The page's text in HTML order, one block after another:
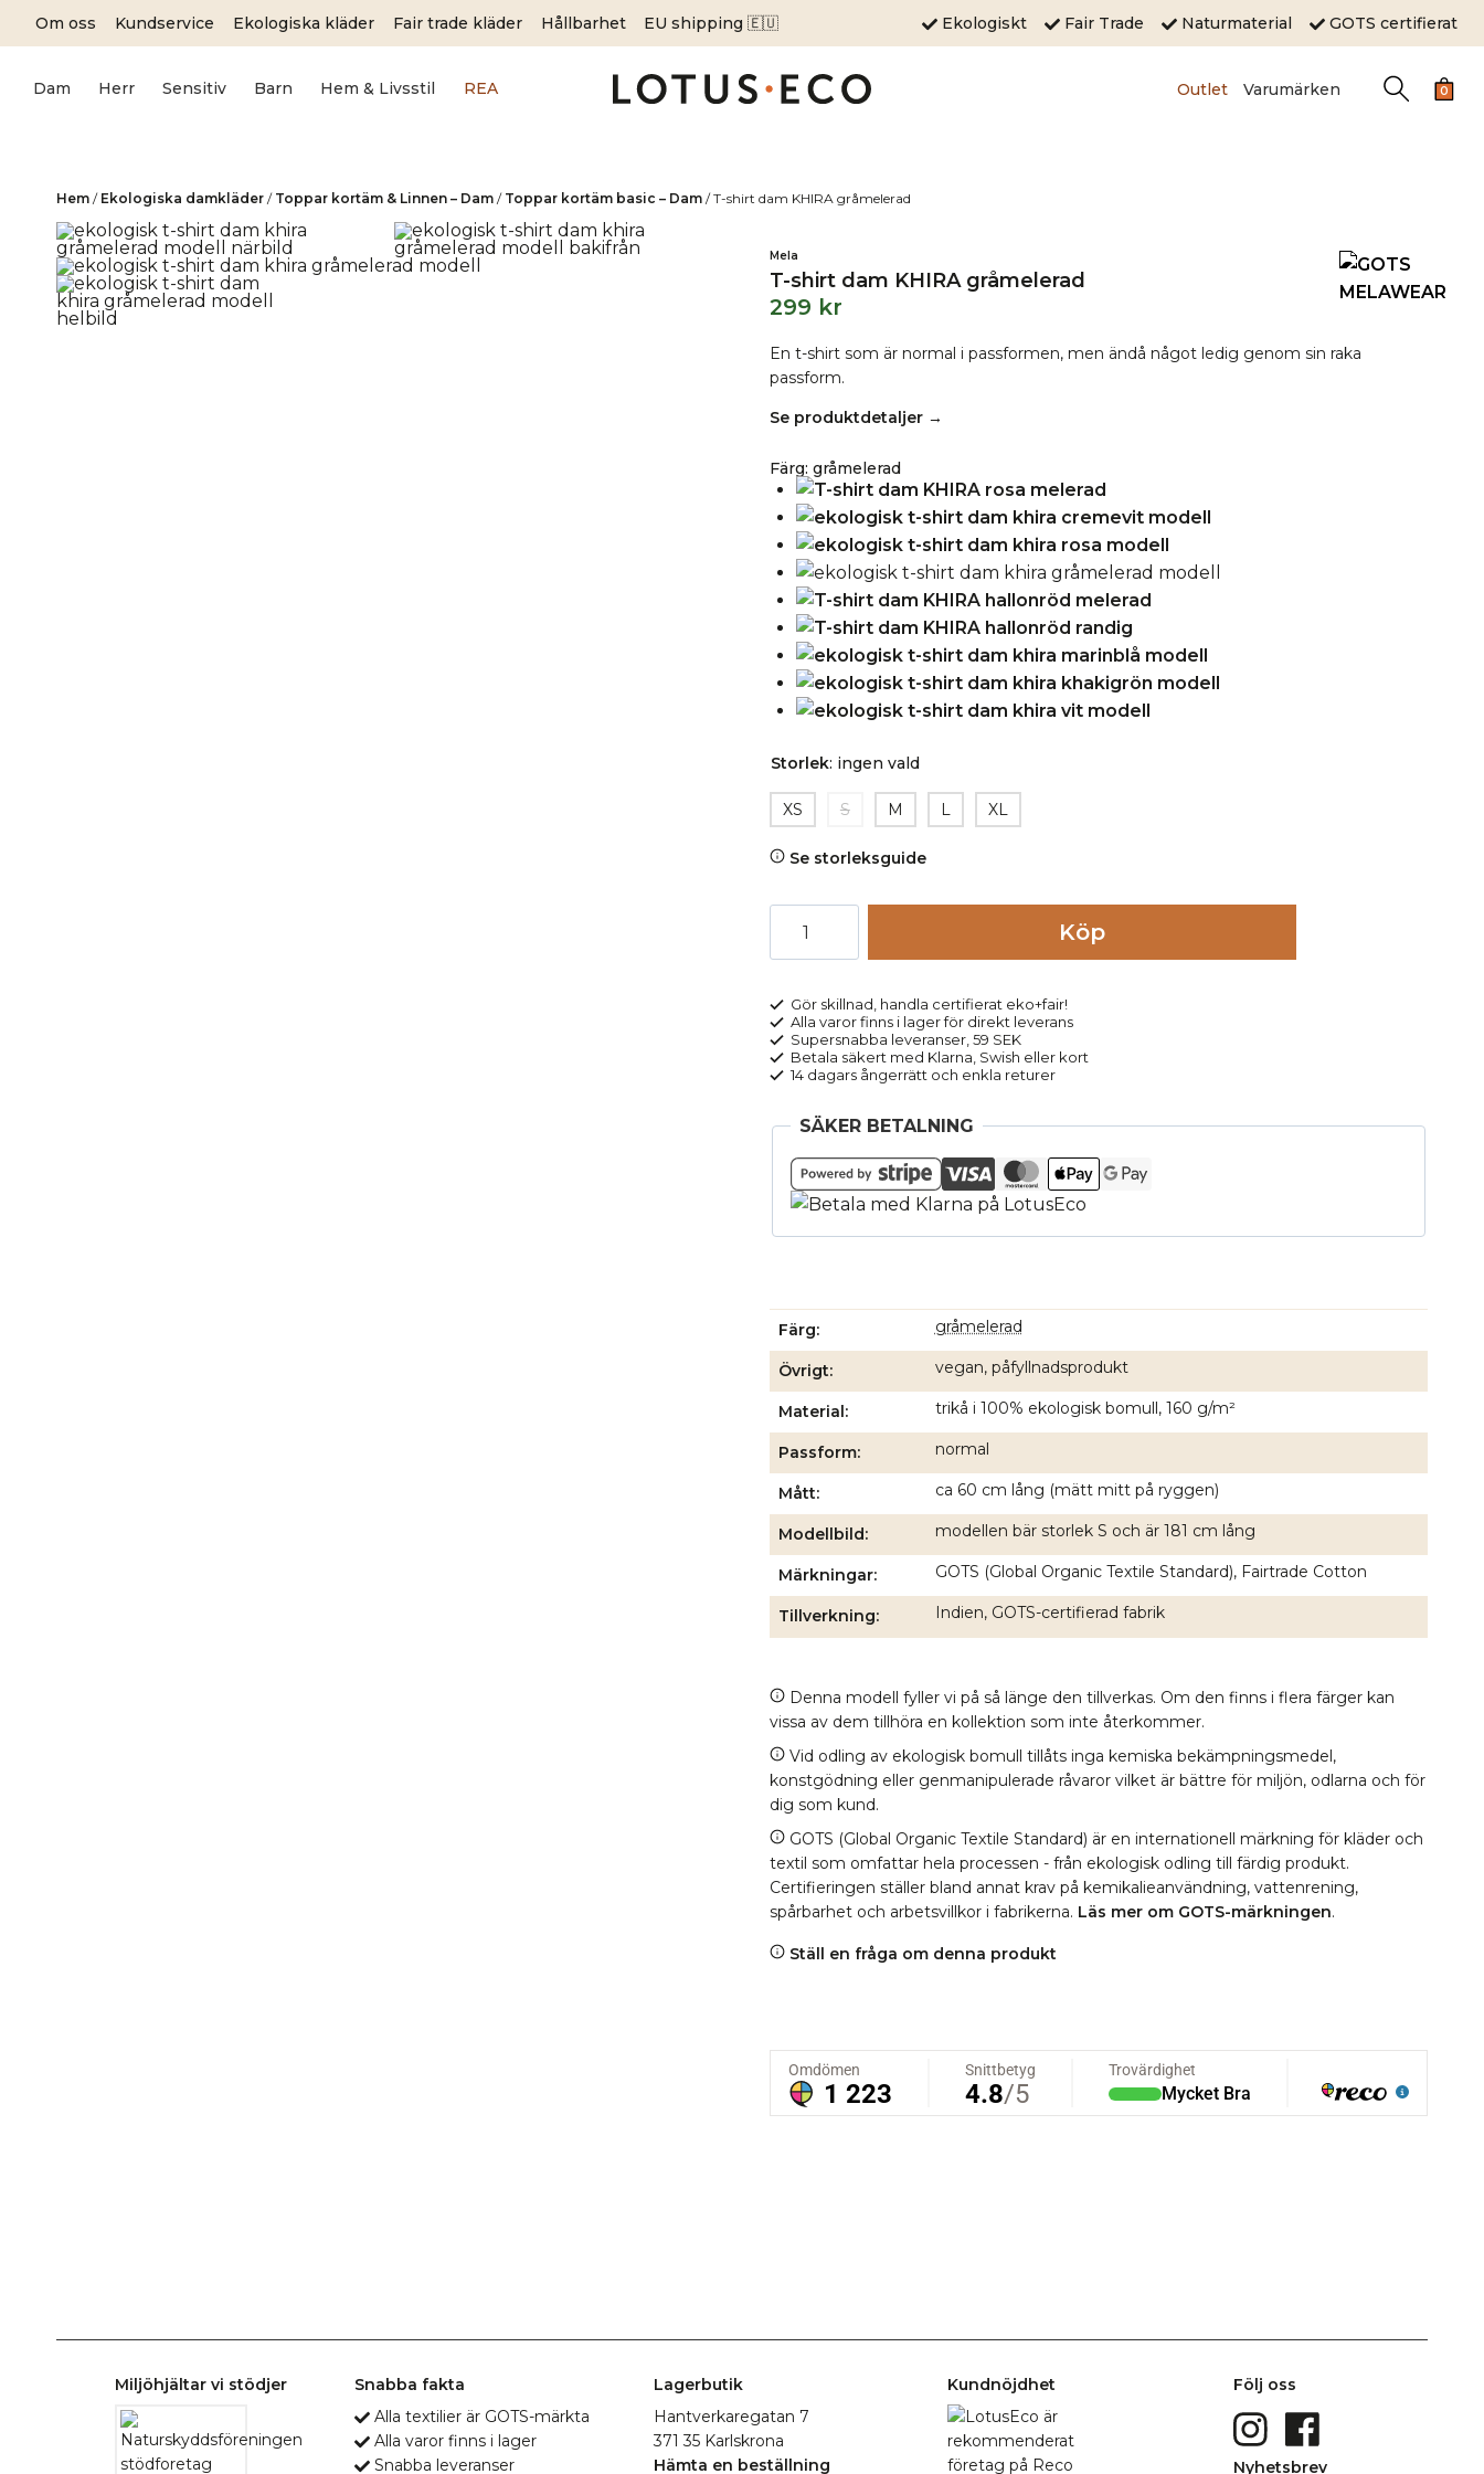
Om oss Kundservice Ekologiska kläder Fair trade kläder Hållbarhet EU shipping 🇪🇺 Ekologiskt Fair Trade Naturmaterial GOTS certifierat
Dam Herr Sensitiv Barn Hem & Livsstil REA Outlet Varumärken 0
Hem / Ekologiska damkläder / Toppar kortäm & Linnen – Dam / Toppar kortäm basic – Dam /T-shirt dam KHIRA gråmelerad
Mela
T-shirt dam KHIRA gråmelerad
299 kr
En t-shirt som är normal i passformen, men ändå något ledig genom sin raka
passform.
Se produktdetaljer →
Färg: gråmelerad
Storlek: ingen vald
XS S M L XL
Se storleksguide
shirt
KHIRA
gråmelerad
mängd
Köp
Gör skillnad, handla certifierat eko+fair!
Alla varor finns i lager för direkt leverans
Supersnabba leveranser, 59 SEK
Betala säkert med Klarna, Swish eller kort
14 dagars ångerrätt och enkla returer
SÄKER BETALNING
Färg gråmelerad
Övrigt vegan, påfyllnadsprodukt
Material trikå i 100% ekologisk bomull, 160 g/m²
Passform normal
Mått ca 60 cm lång (mätt mitt på ryggen)
Modellbild modellen bär storlek S och är 181 cm lång
Märkningar GOTS (Global Organic Textile Standard), Fairtrade Cotton
Tillverkning Indien, GOTS-certifierad fabrik
Denna modell fyller vi på så länge den tillverkas. Om den finns i flera färger kan
vissa av dem tillhöra en kollektion som inte återkommer.
Vid odling av ekologisk bomull tillåts inga kemiska bekämpningsmedel,
konstgödning eller genmanipulerade råvaror vilket är bättre för miljön, odlarna och för
dig som kund.
GOTS (Global Organic Textile Standard) är en internationell märkning för kläder och
textil som omfattar hela processen - från ekologisk odling till färdig produkt.
Certifieringen ställer bland annat krav på kemikalieanvändning, vattenrening,
spårbarhet och arbetsvillkor i fabrikerna. Läs mer om GOTS-märkningen.
Ställ en fråga om denna produkt
Miljöhjältar vi stödjer
Snabba fakta
Alla textilier är GOTS-märkta
Alla varor finns i lager
Snabba leveranser
Lagerbutik
Hantverkaregatan 7
371 35 Karlskrona
Hämta en beställning
Kundnöjdhet Följ oss
Nyhetsbrev